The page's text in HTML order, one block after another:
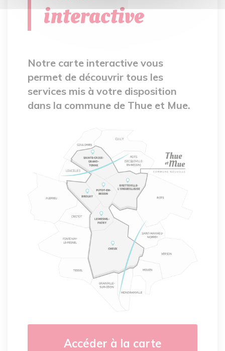
interactive
Notre carte interactive vous
permet de découvrir tous les
services mis à votre disposition
dans la commune de Thue et Mue.
Accéder à la carte